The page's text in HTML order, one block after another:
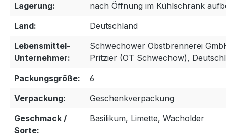
Lagerung:
nach Öffnung im Kühlschrank
Land:
Deutschland
Lebensmittel-
Unternehmer:
Schwechower Obstbrennerei
Pritzier (OT Schwechow),
Packungsgröße:
6
Verpackung:
Geschenkverpackung
Geschmack /
Sorte:
Basilikum, Limette, Wacholder